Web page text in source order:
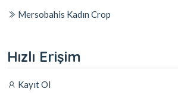
Mersobahis Kadın Crop
Hızlı Erişim
Kayıt Ol